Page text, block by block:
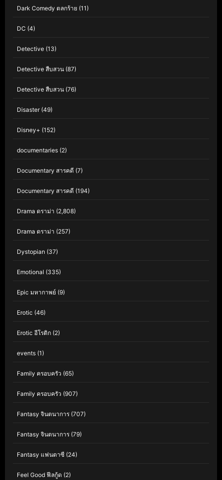
Dark Comedy ตลกร้าย (11)
DC (4)
Detective (13)
Detective สืบสวน (87)
Detective สืบสวน (76)
Disaster(49)
Disney+ (152)
documentaries (2)
Documentary สารคดี (7)
Documentary สารคดี (194)
Drama ดราม่า (2,808)
Drama ดราม่า (257)
Dystopian (37)
Emotional (335)
Epic มหากาพย์ (9)
Erotic (46)
Erotic อีโรติก (2)
events (1)
Family ครอบครัว (65)
Family ครอบครัว (907)
Fantasy จินตนาการ (707)
Fantasy จินตนาการ (79)
Fantasy แฟนตาซี (24)
Feel Good ฟีลกู้ด (2)